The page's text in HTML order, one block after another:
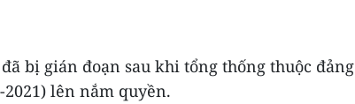
bị gián đoạn sau khi tổng thống thuộc đảng
2021) lên nắm quyền.